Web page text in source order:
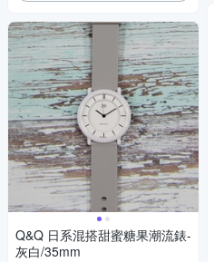
Q&Q 日系混搭甜蜜糖果潮流錶-
灰白/35mm